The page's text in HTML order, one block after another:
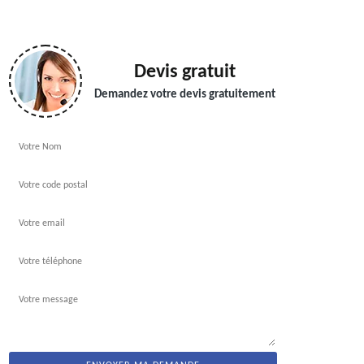
Devis gratuit
Demandez votre devis gratuitement